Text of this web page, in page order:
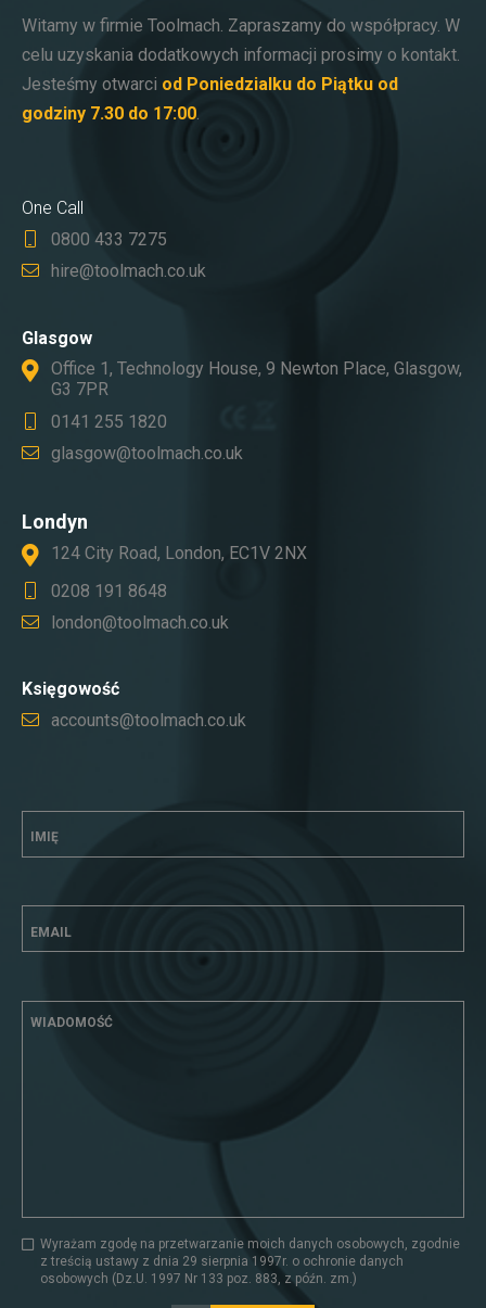
Witamy w firmie Toolmach. Zapraszamy do współpracy. W
celu uzyskania dodatkowych informacji prosimy o kontakt.
Jesteśmy otwarci od Poniedzialku do Piątku od
godziny 7.30 do 17:00.
One Call
0800 433 7275
hire@toolmach.co.uk
Glasgow
Office 1, Technology House, 9 Newton Place, Glasgow,
G3 7PR
0141 255 1820
glasgow@toolmach.co.uk
Londyn
124 City Road, London, EC1V 2NX
0208 191 8648
london@toolmach.co.uk
Księgowość
accounts@toolmach.co.uk
IMIĘ
EMAIL
WIADOMOŚĆ
Wyrażam zgodę na przetwarzanie moich danych osobowych, zgodnie
z treścią ustawy z dnia 29 sierpnia 1997r. o ochronie danych
osobowych (Dz.U. 1997 Nr 133 poz. 883, z późn. zm.)